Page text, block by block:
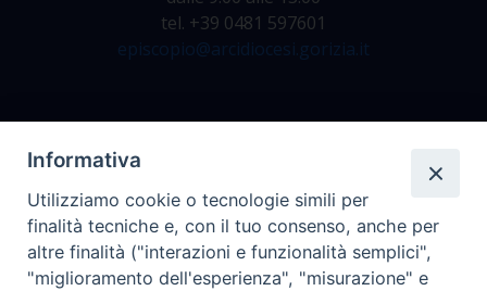
tel. +39 0481 597601
episcopio@arcidiocesi.gorizia.it
dalle 9.00 alle 12.30
tel. +39 0481 597628
archivio@arcidiocesi.gorizia.it
Informativa
Utilizziamo cookie o tecnologie simili per
finalità tecniche e, con il tuo consenso, anche per
altre finalità ("interazioni e funzionalità semplici",
"miglioramento dell'esperienza", "misurazione" e